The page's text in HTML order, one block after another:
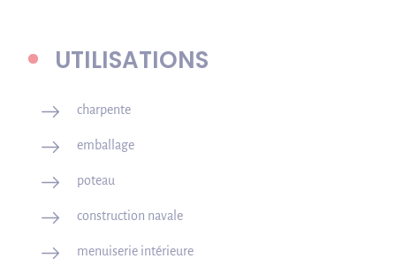
UTILISATIONS
charpente
emballage
poteau
construction navale
menuiserie intérieure